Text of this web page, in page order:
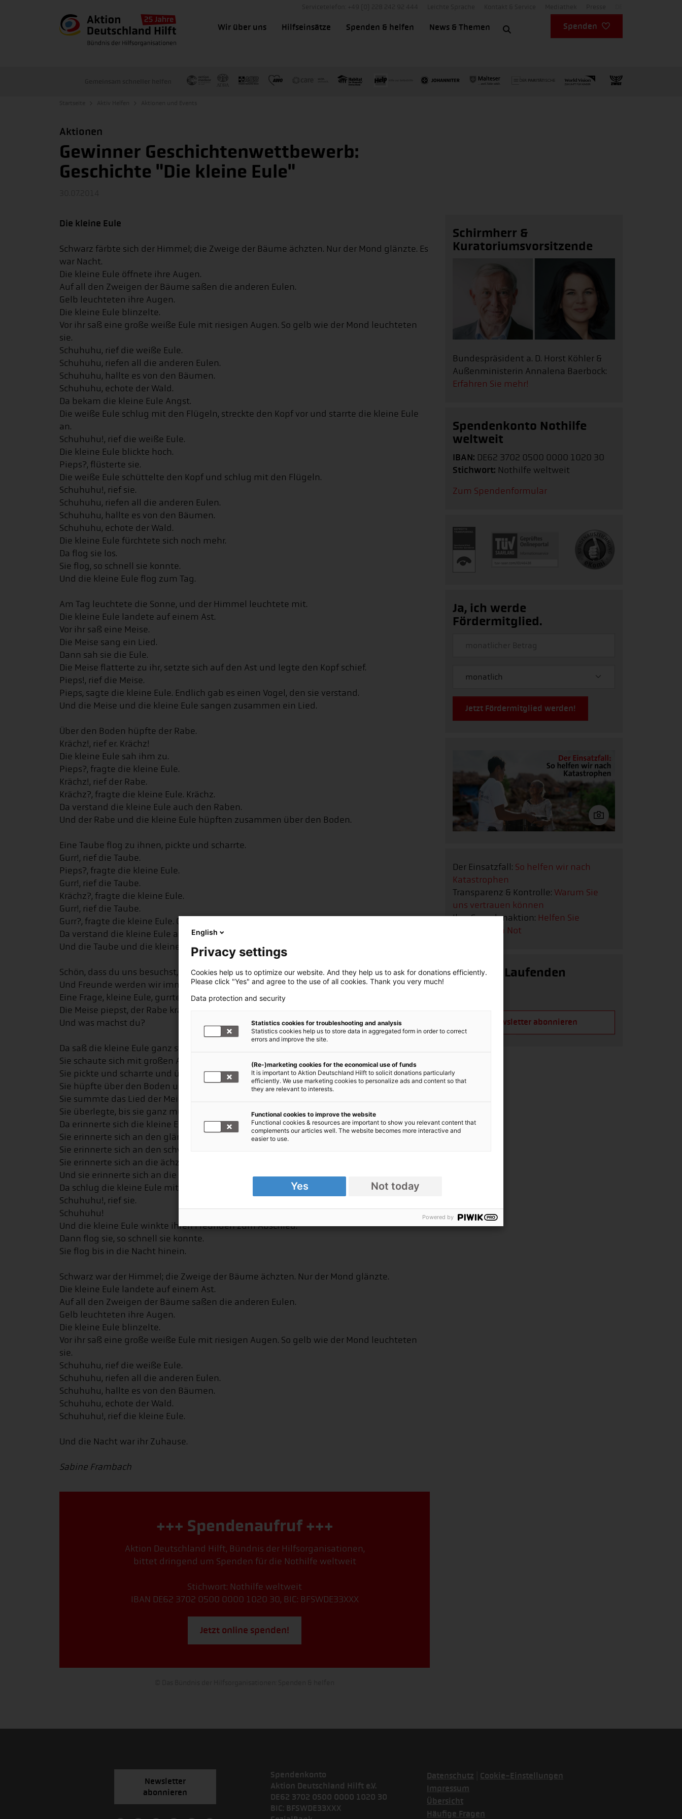
Wir über uns Hilfseinsätze Spenden & helfen News & Themen Spenden
Aktionen
Gewinner Geschichtenwettbewerb:
Geschichte "Die kleine Eule"
Die kleine Eule
Schwarz färbte sich der Himmel; die Zweige der Bäume ächzten. Nur der Mond glänzte. Es
war Nacht.
Die kleine Eule öffnete ihre Augen.
Auf all den Zweigen der Bäume saßen die anderen Eulen.
Gelb leuchteten ihre Augen.
Die kleine Eule blinzelte.
Vor ihr saß eine große weiße Eule mit riesigen Augen. So gelb wie der Mond leuchteten
sie.
Schuhuhu, rief die weiße Eule.
Schuhuhu, riefen all die anderen Eulen.
Schuhuhu, hallte es von den Bäumen.
Schuhuhu, echote der Wald.
Da bekam die kleine Eule Angst.
Die weiße Eule schlug mit den Flügeln, streckte den Kopf vor und starrte die kleine Eule
an.
Schuhuhu!, rief die weiße Eule.
Die kleine Eule blickte hoch.
Pieps?, flüsterte sie.
Die weiße Eule schüttelte den Kopf und schlug mit den Flügeln.
Schuhuhu!, rief sie.
Schuhuhu, riefen all die anderen Eulen.
Schuhuhu, hallte es von den Bäumen.
Schuhuhu, echote der Wald.
Die kleine Eule fürchtete sich noch mehr.
Da flog sie los.
Sie flog, so schnell sie konnte.
Und die kleine Eule flog zum Tag.
Am Tag leuchtete die Sonne, und der Himmel leuchtete mit.
Die kleine Eule landete auf einem Ast.
Vor ihr saß eine Meise.
Die Meise sang ein Lied.
Dann sah sie die Eule.
Die Meise flatterte zu ihr, setzte sich auf den Ast und legte den Kopf schief.
Pieps!, rief die Meise.
Pieps, sagte die kleine Eule. Endlich gab es einen Vogel, den sie verstand.
Und die Meise und die kleine Eule sangen zusammen ein Lied.
Über den Boden hüpfte der Rabe.
Krächz!, rief er. Krächz!
Die kleine Eule sah ihm zu.
Pieps?, fragte die kleine Eule.
Krächz!, rief der Rabe.
Krächz?, fragte die kleine Eule. Krächz.
Da verstand die kleine Eule auch den Raben.
Und der Rabe und die kleine Eule hüpften zusammen über den Boden.
Eine Taube flog zu ihnen, pickte und scharrte.
Gurr!, rief die Taube.
Pieps?, fragte die kleine Eule.
Gurr!, rief die Taube.
Krächz?, fragte die kleine Eule.
Gurr!, rief die Taube.
Gurr?, fragte die kleine Eule. Gurr.
Da verstand die kleine Eule auch die Taube.
Und die Taube und die kleine Eule pickten und scharrten zusammen.
Schön, dass du uns besuchst, kleine Eule!, piepste die Meise. Nun sind wir Freunde!
Und Freunde werden wir immer sein, krächzte der Rabe. Denn wir verstehen uns.
Eine Frage, kleine Eule, gurrte die Taube.
Die Meise piepst, der Rabe krächzt, und die Taube gurrt.
Und was machst du?
Da saß die kleine Eule ganz still da und überlegte.
Sie schaute sich mit großen Augen um und überlegte.
Sie pickte und scharrte und überlegte.
Sie hüpfte über den Boden und überlegte.
Sie summte das Lied der Meise und überlegte.
Sie überlegte, bis sie ganz müde wurde.
Da erinnerte sich die kleine Eule an die Nacht.
Sie erinnerte sich an den glänzenden Mond.
Sie erinnerte sich an den schwarzen Himmel.
Sie erinnerte sich an die ächzenden Zweige.
Und sie erinnerte sich an die anderen Eulen.
Da schlug die kleine Eule mit den Flügeln.
Schuhuhu!, rief sie.
Schuhuhu!
Und die kleine Eule winkte ihren Freunden zum Abschied.
Dann flog sie, so schnell sie konnte.
Sie flog bis in die Nacht hinein.
Schwarz war der Himmel; die Zweige der Bäume ächzten. Nur der Mond glänzte.
Die kleine Eule landete auf einem Ast.
Auf all den Zweigen der Bäume saßen die anderen Eulen.
Gelb leuchteten ihre Augen.
Die kleine Eule blinzelte.
Vor ihr saß eine große weiße Eule mit riesigen Augen. So gelb wie der Mond leuchteten
sie.
Schuhuhu, rief die weiße Eule.
Schuhuhu, riefen all die anderen Eulen.
Schuhuhu, hallte es von den Bäumen.
Schuhuhu, echote der Wald.
Schuhuhu!, rief die kleine Eule.
Und die Nacht war ihr Zuhause.
Sabine Frambach
+++ Spendenaufruf +++
Aktion Deutschland Hilft, Bündnis der Hilfsorganisationen,
bittet dringend um Spenden für die Nothilfe weltweit
Stichwort: Nothilfe weltweit
IBAN DE62 3702 0500 0000 1020 30, BIC: BFSWDE33XXX
Jetzt online spenden!
Schirmherr &
Kuratoriumsvorsitzende
Bundespräsident a. D. Horst Köhler &
Außenministerin Annalena Baerbock:
Erfahren Sie mehr!
Spendenkonto Nothilfe
weltweit
IBAN: DE62 3702 0500 0000 1020 30
Stichwort: Nothilfe weltweit
Zum Spendenformular
Ja, ich werde
Fördermitglied.
Jetzt Fördermitglied werden!
Der Einsatzfall: So helfen wir nach
Katastrophen
Transparenz & Kontrolle: Warum Sie
uns vertrauen können
Ihre Spendenaktion: Helfen Sie
Menschen in Not
Auf dem Laufenden
Newsletter abonnieren
Newsletter
abonnieren
Spendenkonto
Aktion Deutschland Hilft e.V.
DE62 3702 0500 0000 1020 30
BIC: BFSWDE33XXX
Datenschutz
Cookie-Einstellungen
Impressum
Übersicht
Häufige Fragen
English
Privacy settings
Cookies help us to optimize our website. And they help us to ask for donations efficiently.
Please click "Yes" and agree to the use of all cookies. Thank you very much!
Data protection and security
Statistics cookies for troubleshooting and analysis
Statistics cookies help us to store data in aggregated form in order to correct
errors and improve the site.
(Re-)marketing cookies for the economical use of funds
It is important to Aktion Deutschland Hilft to solicit donations particularly
efficiently. We use marketing cookies to personalize ads and content so that
they are relevant to interests.
Functional cookies to improve the website
Functional cookies & resources are important to show you relevant content that
complements our articles well. The website becomes more interactive and
easier to use.
Yes Not today
Powered by